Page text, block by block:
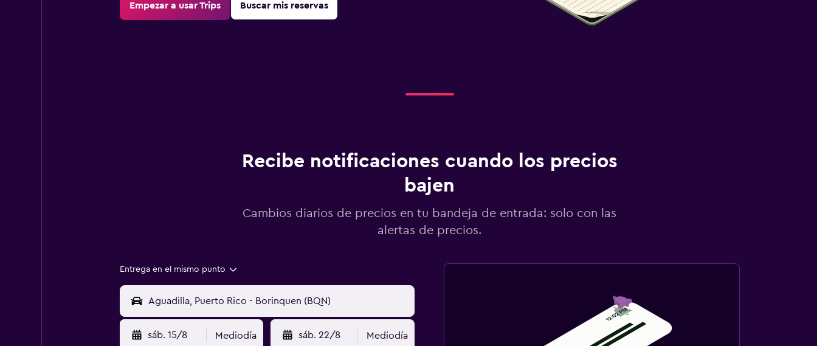
Empezar a usar Trips Buscar mis reservas
Recibe notificaciones cuando los precios
bajen
Cambios diarios de precios en tu bandeja de entrada: solo con las
alertas de precios.
Entrega en el mismo punto
sáb. 15/8 Mediodía sáb. 22/8 Mediodía